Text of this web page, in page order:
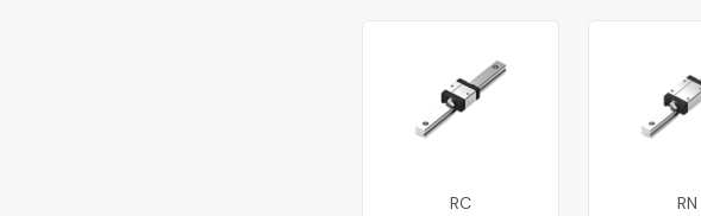
RC RN